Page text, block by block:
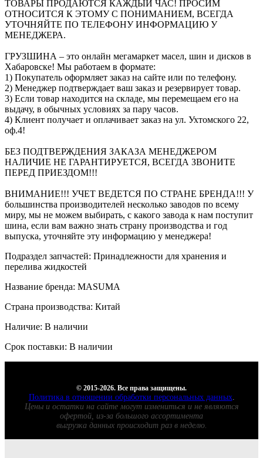
ТОВАРЫ ПРОДАЮТСЯ КАЖДЫЙ ЧАС! ПРОСИМ
ОТНОСИТСЯ К ЭТОМУ С ПОНИМАНИЕМ, ВСЕГДА
УТОЧНЯЙТЕ ПО ТЕЛЕФОНУ ИНФОРМАЦИЮ У
МЕНЕДЖЕРА.
ГРУЗШИНА – это онлайн мегамаркет масел, шин и дисков в
Хабаровске! Мы работаем в формате:
1) Покупатель оформляет заказ на сайте или по телефону.
2) Менеджер подтверждает ваш заказ и резервирует товар.
3) Если товар находится на складе, мы перемещаем его на
выдачу, в обычных условиях за пару часов.
4) Клиент получает и оплачивает заказ на ул. Ухтомского 22,
оф.4!
БЕЗ ПОДТВЕРЖДЕНИЯ ЗАКАЗА МЕНЕДЖЕРОМ
НАЛИЧИЕ НЕ ГАРАНТИРУЕТСЯ, ВСЕГДА ЗВОНИТЕ
ПЕРЕД ПРИЕЗДОМ!!!
ВНИМАНИЕ!!! УЧЕТ ВЕДЕТСЯ ПО СТРАНЕ БРЕНДА!!! У
большинства производителей несколько заводов по всему
миру, мы не можем выбирать, с какого завода к нам поступит
шина, если вам важно знать страну производства и год
выпуска, уточняйте эту информацию у менеджера!
Подраздел запчастей: Принадлежности для хранения и
перелива жидкостей
Название бренда: MASUMA
Страна производства: Китай
Наличие: В наличии
Срок поставки: В наличии
© 2015-2026. Все права защищены.
Политика в отношении обработки персональных данных.
Цены и остатки на сайте могут измениться и не являются
офертой, из-за большого ассортимента
выгрузка данных происходит раз в неделю.